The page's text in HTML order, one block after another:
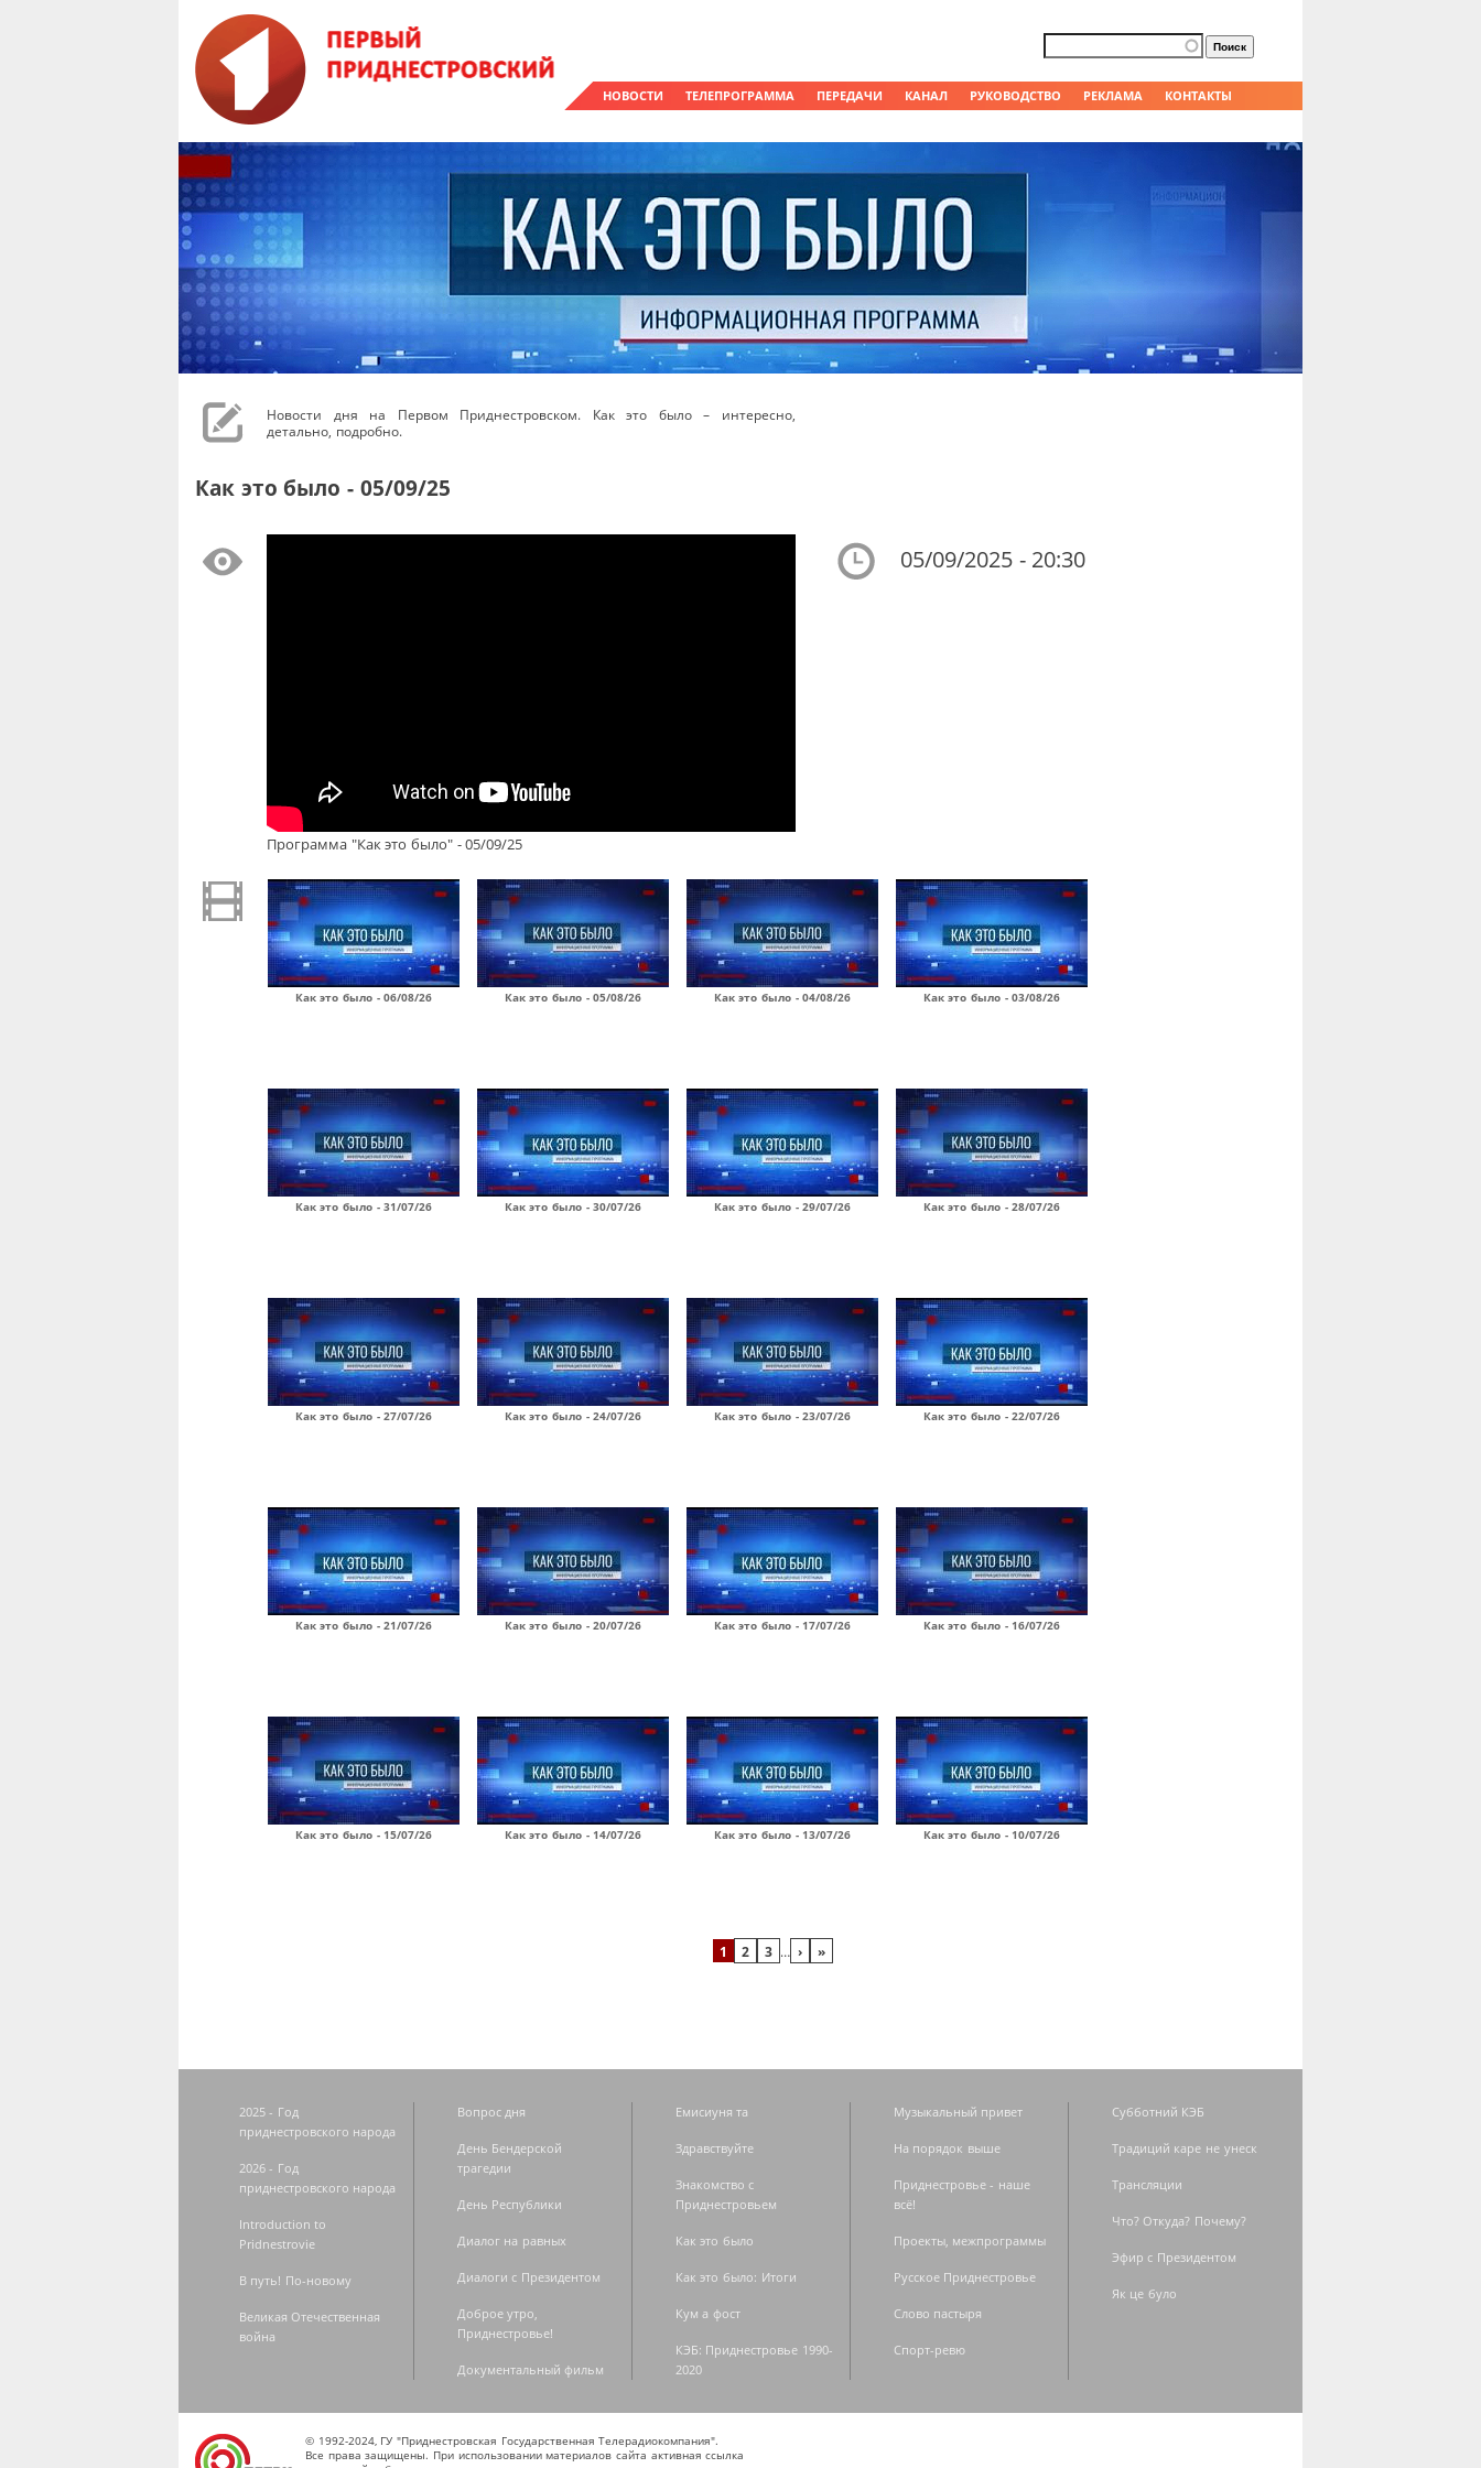
НОВОСТИ ТЕЛЕПРОГРАММА ПЕРЕДАЧИ КАНАЛ РУКОВОДСТВО РЕКЛАМА КОНТАКТЫ
Форма поиска
Поиск
Новости дня на Первом Приднестровском. Как это было – интересно,
детально, подробно.
Как это было - 05/09/25
Программа "Как это было" - 05/09/25
05/09/2025 - 20:30
Как это было - 06/08/26 Как это было - 05/08/26 Как это было - 04/08/26 Как это было - 03/08/26
Как это было - 31/07/26 Как это было - 30/07/26 Как это было - 29/07/26 Как это было - 28/07/26
Как это было - 27/07/26 Как это было - 24/07/26 Как это было - 23/07/26 Как это было - 22/07/26
Как это было - 21/07/26 Как это было - 20/07/26 Как это было - 17/07/26 Как это было - 16/07/26
Как это было - 15/07/26 Как это было - 14/07/26 Как это было - 13/07/26 Как это было - 10/07/26
1 2 3 … › »
2025 - Год
приднестровского народа
2026 - Год
приднестровского народа
Introduction to
Pridnestrovie
В путь! По-новому
Великая Отечественная
война
Вопрос дня
День Бендерской
трагедии
День Республики
Диалог на равных
Диалоги с Президентом
Доброе утро,
Приднестровье!
Документальный фильм
Емисиуня та
Здравствуйте
Знакомство с
Приднестровьем
Как это было
Как это было: Итоги
Кум а фост
КЭБ: Приднестровье 1990-
2020
Музыкальный привет
На порядок выше
Приднестровье - наше
всё!
Проекты, межпрограммы
Русское Приднестровье
Слово пастыря
Спорт-ревю
Субботний КЭБ
Традиций каре не унеск
Трансляции
Что? Откуда? Почему?
Эфир с Президентом
Як це було
© 1992-2024, ГУ "Приднестровская Государственная Телерадиокомпания".
Все права защищены. При использовании материалов сайта активная ссылка